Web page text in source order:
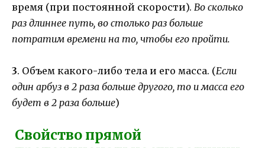
время (при постоянной скорости). Во сколько
раз длиннее путь, во столько раз больше
потратим времени на то, чтобы его пройти.
3. Объем какого-либо тела и его масса. (Если
один арбуз в 2 раза больше другого, то и масса его
будет в 2 раза больше)
Свойство прямой